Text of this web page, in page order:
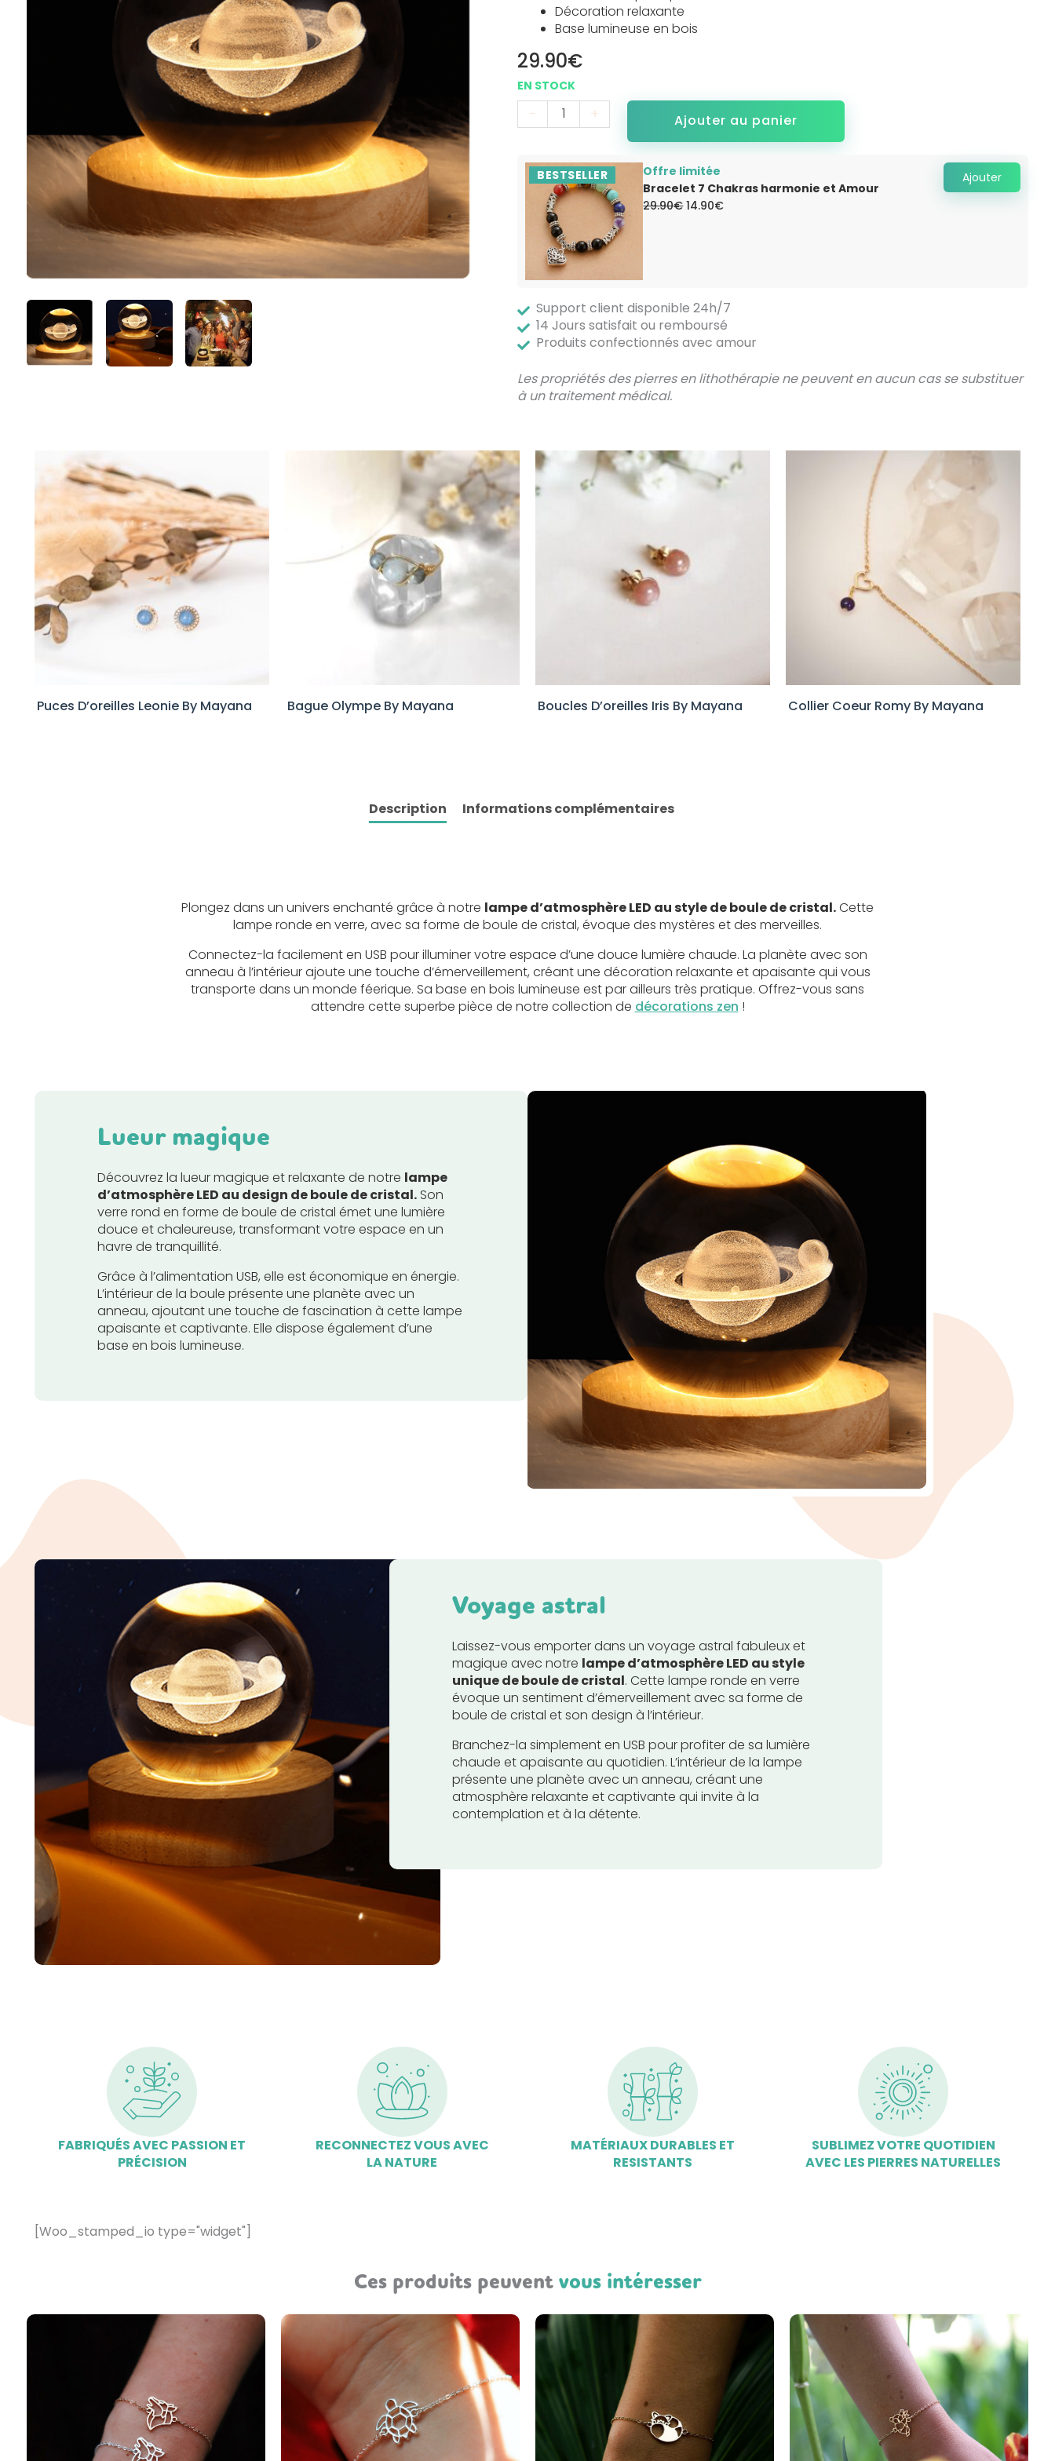
Décoration relaxante
Base lumineuse en bois
29.90€
- + Ajouter au panier
BESTSELLER
Offre limitée
Bracelet 7 Chakras harmonie et Amour
29.90€Le
prix
14.90€Le
prix
Ajouter
Support client disponible 24h/7
14 Jours satisfait ou remboursé
Produits confectionnés avec amour
Les propriétés des pierres en lithothérapie ne peuvent en aucun cas se substituer
à un traitement médical.
Puces D’oreilles Leonie By Mayana Bague Olympe By Mayana Boucles D’oreilles Iris By Mayana Collier Coeur Romy By Mayana
Description Informations complémentaires
Plongez dans un univers enchanté grâce à notre lampe d’atmosphère LED au style de boule de cristal.Cette
lampe ronde en verre, avec sa forme de boule de cristal, évoque des mystères et des merveilles.
Connectez-la facilement en USB pour illuminer votre espace d’une douce lumière chaude. La planète avec son
anneau à l’intérieur ajoute une touche d’émerveillement, créant une décoration relaxante et apaisante qui vous
transporte dans un monde féerique. Sa base en bois lumineuse est par ailleurs très pratique. Offrez-vous sans
attendre cette superbe pièce de notre collection de décorations zen !
Lueur magique
Découvrez la lueur magique et relaxante de notre lampe
d’atmosphère LED au design de boule de cristal. Son
verre rond en forme de boule de cristal émet une lumière
douce et chaleureuse, transformant votre espace en un
havre de tranquillité.
Grâce à l’alimentation USB, elle est économique en énergie.
L’intérieur de la boule présente une planète avec un
anneau, ajoutant une touche de fascination à cette lampe
apaisante et captivante. Elle dispose également d’une
base en bois lumineuse.
Voyage astral
Laissez-vous emporter dans un voyage astral fabuleux et
magique avec notre lampe d’atmosphère LED au style
unique de boule de cristal. Cette lampe ronde en verre
évoque un sentiment d’émerveillement avec sa forme de
boule de cristal et son design à l’intérieur.
Branchez-la simplement en USB pour profiter de sa lumière
chaude et apaisante au quotidien. L’intérieur de la lampe
présente une planète avec un anneau, créant une
atmosphère relaxante et captivante qui invite à la
contemplation et à la détente.
FABRIQUÉS AVEC PASSION ET
PRÉCISION
RECONNECTEZ VOUS AVEC
LA NATURE
MATÉRIAUX DURABLES ET
RESISTANTS
SUBLIMEZ VOTRE QUOTIDIEN
AVEC LES PIERRES NATURELLES
[Woo_stamped_io type="widget"]
Ces produits peuventvous intéresser